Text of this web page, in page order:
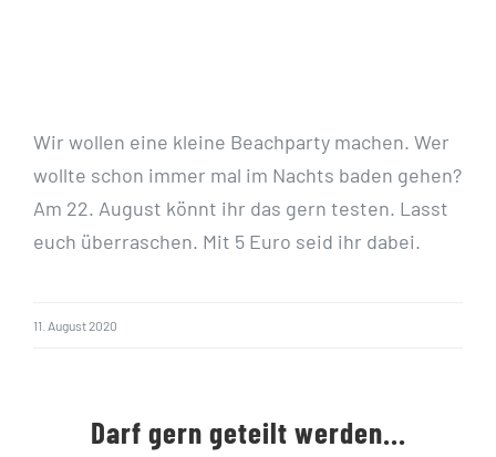
Wir wollen eine kleine Beachparty machen. Wer
wollte schon immer mal im Nachts baden gehen?
Am 22. August könnt ihr das gern testen. Lasst
euch überraschen. Mit 5 Euro seid ihr dabei.
11. August 2020
Darf gern geteilt werden...